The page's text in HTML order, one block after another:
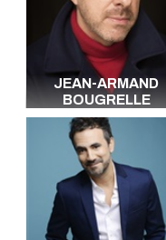
JEAN-ARMAND
BOUGRELLE